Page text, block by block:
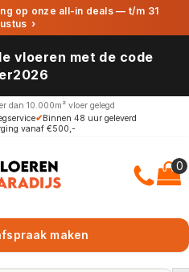
op onze all-in deals — t/m 31
›
vloeren met de code
dan 10.000m² vloer gelegd
✔Binnen 48 uur geleverd
vanaf €500,-
maken